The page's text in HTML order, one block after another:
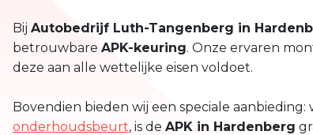
Bij Autobedrijf Luth-Tangenberg in
betrouwbare APK-keuring. Onze ervaren
deze aan alle wettelijke eisen voldoet.
Bovendien bieden wij een speciale aanbieding:
onderhoudsbeurt, is de APK in Hardenberg